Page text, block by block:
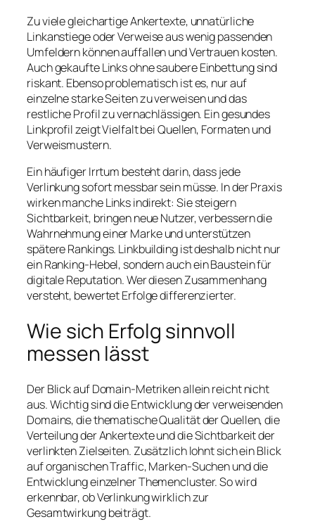
Zu viele gleichartige Ankertexte, unnatürliche
Linkanstiege oder Verweise aus wenig passenden
Umfeldern können auffallen und Vertrauen kosten.
Auch gekaufte Links ohne saubere Einbettung sind
riskant. Ebenso problematisch ist es, nur auf
einzelne starke Seiten zu verweisen und das
restliche Profil zu vernachlässigen. Ein gesundes
Linkprofil zeigt Vielfalt bei Quellen, Formaten und
Verweismustern.
Ein häufiger Irrtum besteht darin, dass jede
Verlinkung sofort messbar sein müsse. In der Praxis
wirken manche Links indirekt: Sie steigern
Sichtbarkeit, bringen neue Nutzer, verbessern die
Wahrnehmung einer Marke und unterstützen
spätere Rankings. Linkbuilding ist deshalb nicht nur
ein Ranking-Hebel, sondern auch ein Baustein für
digitale Reputation. Wer diesen Zusammenhang
versteht, bewertet Erfolge differenzierter.
Wie sich Erfolg sinnvoll
messen lässt
Der Blick auf Domain-Metriken allein reicht nicht
aus. Wichtig sind die Entwicklung der verweisenden
Domains, die thematische Qualität der Quellen, die
Verteilung der Ankertexte und die Sichtbarkeit der
verlinkten Zielseiten. Zusätzlich lohnt sich ein Blick
auf organischen Traffic, Marken-Suchen und die
Entwicklung einzelner Themencluster. So wird
erkennbar, ob Verlinkung wirklich zur
Gesamtwirkung beiträgt.